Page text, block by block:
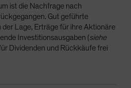
ist die Nachfrage nach
Gut geführte
der Lage, Erträge für ihre Aktionäre
Investitionsausgaben (siehe
Dividenden und Rückkäufe frei